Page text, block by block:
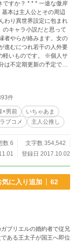
一途な傲岸
本は主人公とその周辺
わり異世界設定に包まれ
のキャラ小説だと思って
者やらが絡みます。女の
進むにつれ若干の人外要
のです。 ※個人サ
は不定期更新の予定で
からお借りしました。
件
×男前
いちゃあま
ブコメ 主人公推し
数 6
文字数 354,542
登録日 2017.10.02
気に入り追加 62
ブリエルの婚約者で従兄
ある王太子が国王へ即位